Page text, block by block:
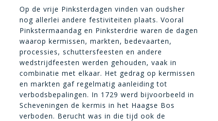
mengsel en laat het
nog doorkoken. Na
een minuut voeg je
het bier toe en laat je
de saus indikken.
Voeg de kaas toe en
de zwarte peper en
dien op en dippen
maar! Serveer het
met stukjes toast [...]
Op de vrije Pinksterdagen vinden van oudsher
nog allerlei andere festiviteiten plaats. Vooral
Pinkstermaandag en Pinksterdrie waren de dagen
waarop kermissen, markten, bedevaarten,
processies, schuttersfeesten en andere
wedstrijdfeesten werden gehouden, vaak in
combinatie met elkaar. Het gedrag op kermissen
en markten gaf regelmatig aanleiding tot
verbodsbepalingen. In 1729 werd bijvoorbeeld in
Scheveningen de kermis in het Haagse Bos
verboden. Berucht was in die tijd ook de